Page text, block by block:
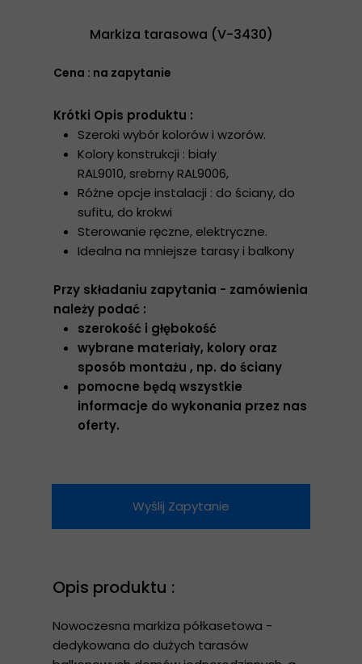
Wyślij Zapytanie
Markiza tarasowa (V-3430)
Cena : na zapytanie
Krótki Opis produktu :
Szeroki wybór kolorów i wzorów.
Kolory konstrukcji : biały
RAL9010, srebrny RAL9006,
Różne opcje instalacji : do ściany, do
sufitu, do krokwi
Sterowanie ręczne, elektryczne.
Idealna na mniejsze tarasy i balkony
Przy składaniu zapytania - zamówienia
należy podać :
szerokość i głębokość
wybrane materiały, kolory oraz
sposób montażu , np. do ściany
pomocne będą wszystkie
informacje do wykonania przez nas
oferty.
Opis produktu :
Nowoczesna markiza półkasetowa -
dedykowana do dużych tarasów